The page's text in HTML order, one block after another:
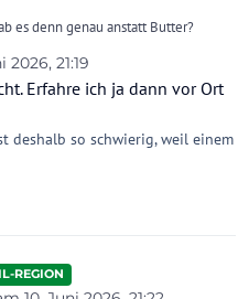
es denn genau anstatt Butter?
2026, 21:19
Erfahre ich ja dann vor Ort
deshalb so schwierig, weil einem
REGION